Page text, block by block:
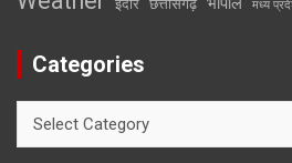
इंदौर छत्तीसगढ़ मध्य
Categories